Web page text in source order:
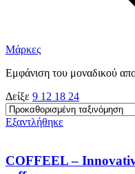
Μάρκες
Εμφάνιση του μοναδικού
Δείξε 9 12 18 24
Εξαντλήθηκε
COFFEEL –